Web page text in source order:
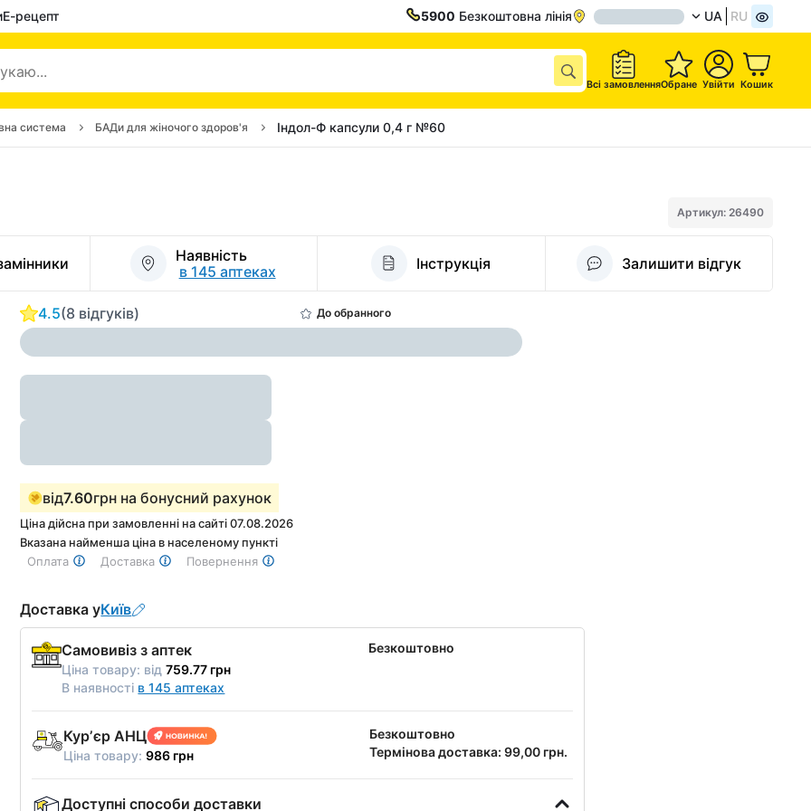
Е-рецепт 5900 Безкоштовна лінія UA RU
Всі замовленняОбране Увійти Кошик
система БАДи для жіночого здоров'я Індол-Ф капсули 0,4 г №60
Артикул: 26490
Наявність
в 145 аптеках
Інструкція Залишити відгук
4.5(8 відгуків) До обранного
від7.60грн на бонусний рахунок
Ціна дійсна при замовленні на сайті 07.08.2026
Вказана найменша ціна в населеному пункті
Оплата
Доставка Повернення
Доставка уКиїв
Самовивіз з аптек
Ціна товару: від 759.77 грн
В наявності в 145 аптеках
Безкоштовно
Курʼєр АНЦ
Ціна товару:986 грн
Безкоштовно
Термінова доставка: 99,00 грн.
Доступні способи доставки